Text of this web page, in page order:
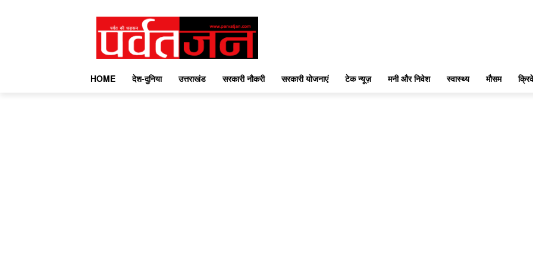
HOME देश-दुनिया उत्तराखंड सरकारी नौकरी सरकारी योजनाएं टेक न्यूज़ मनी और निवेश स्वास्थ्य मौसम